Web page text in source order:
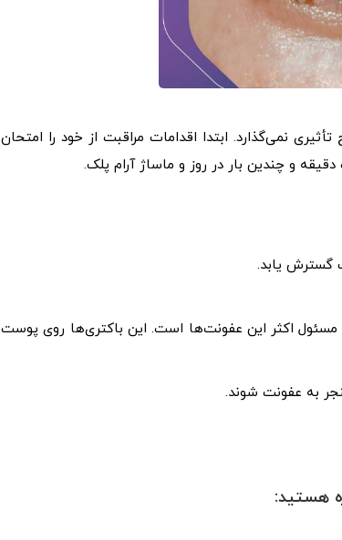
نمی‌گذارد. ابتدا اقدامات مراقبت از خود را امتحان
و چندین بار در روز و ماساژ آرام پلک.
گسترش یابد.
اکثر این عفونت‌ها است. این باکتری‌ها روی پوست
به عفونت شوند.
هستید: